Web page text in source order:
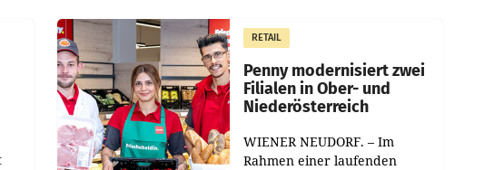
gemacht und die
Markterwartung deutlich
übertroffen.
RETAIL
Penny modernisiert zwei
Filialen in Ober- und
Niederösterreich
WIENER NEUDORF. – Im
Rahmen einer laufenden